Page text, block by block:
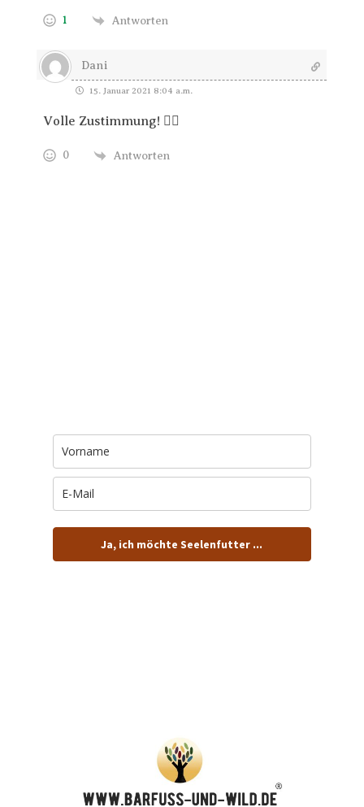
1 Antworten
Dani
15. Januar 2021 8:04 a.m.
Volle Zustimmung! 👍🏻
0 Antworten
Ja, ich möchte Seelenfutter ...